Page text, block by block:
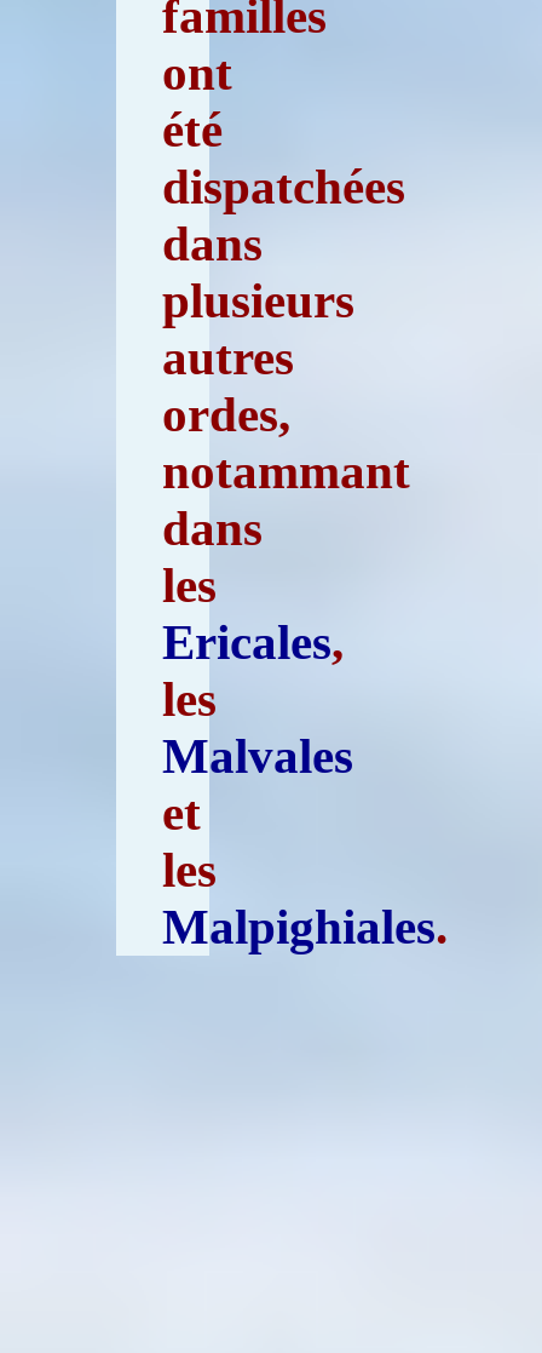
familles
ont
été
dispatchées
dans
plusieurs
autres
ordes,
notammant
dans
les
Ericales,
les
Malvales
et
les
Malpighiales.